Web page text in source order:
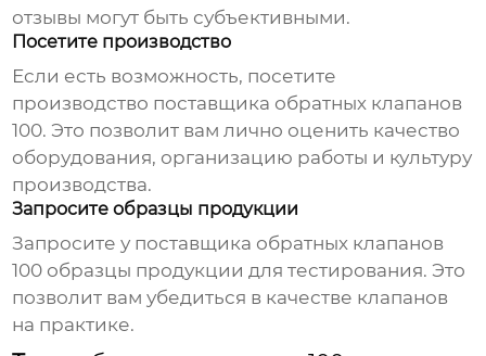
отзывы могут быть субъективными.
Посетите производство
Если есть возможность, посетите
производство поставщика обратных клапанов
100. Это позволит вам лично оценить качество
оборудования, организацию работы и культуру
производства.
Запросите образцы продукции
Запросите у поставщика обратных клапанов
100 образцы продукции для тестирования. Это
позволит вам убедиться в качестве клапанов
на практике.